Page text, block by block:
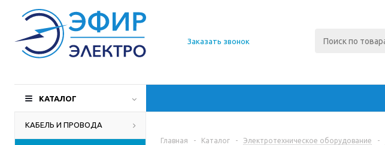
О компании
Доставка
Производители
Заказать звонок
КАТАЛОГ
КАБЕЛЬ И ПРОВОДА
Главная - Каталог - Электротехническое оборудование -